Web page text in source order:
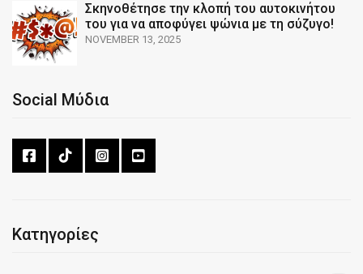
Σκηνοθέτησε την κλοπή του αυτοκινήτου
του για να αποφύγει ψώνια με τη σύζυγο!
NOVEMBER 13, 2025
Social Μύδια
Κατηγορίες